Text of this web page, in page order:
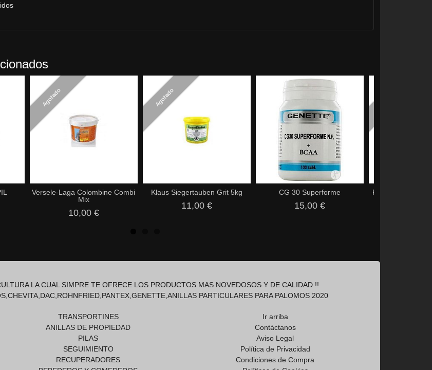
Agotado
Versele-Laga Colombine Combi
Mix
10,00 €
Agotado
Klaus Siegertauben Grit 5kg
11,00 €
CG 30 Superforme
15,00 €
Pantex Vita-Tab
LA CUAL SIMPRE TE OFRECE LOS PRODUCTOS MAS NOVEDOSOS Y DE CALIDAD !!
PARTICULARES PARA PALOMOS 2020
TRANSPORTINES
ANILLAS DE PROPIEDAD
PILAS
SEGUIMIENTO
RECUPERADORES
Ir arriba
Contáctanos
Aviso Legal
Política de Privacidad
Condiciones de Compra